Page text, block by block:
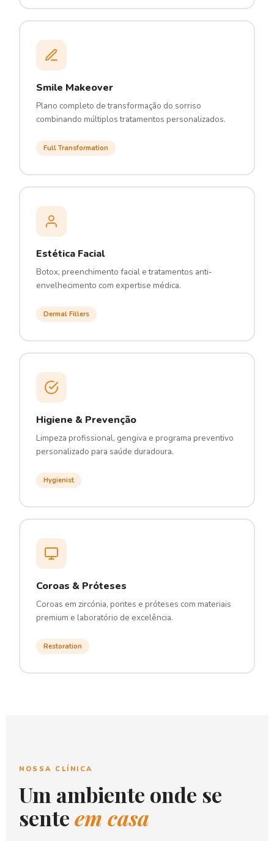
Smile Makeover
Plano completo de transformação do sorriso
combinando múltiplos tratamentos personalizados.
Full Transformation
Estética Facial
Botox, preenchimento facial e tratamentos anti-
envelhecimento com expertise médica.
Dermal Fillers
Higiene & Prevenção
Limpeza profissional, gengiva e programa preventivo
personalizado para saúde duradoura.
Hygienist
Coroas & Próteses
Coroas em zircónia, pontes e próteses com materiais
premium e laboratório de excelência.
Restoration
NOSSA CLÍNICA
Um ambiente onde se
senteem casa